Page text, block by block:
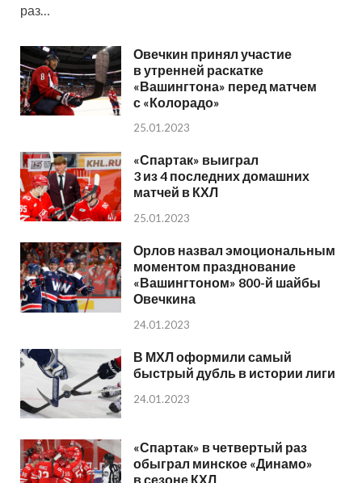
раз…
Овечкин принял участие
в утренней раскатке
«Вашингтона» перед матчем
с «Колорадо»
25.01.2023
«Спартак» выиграл
3 из 4 последних домашних
матчей в КХЛ
25.01.2023
Орлов назвал эмоциональным
моментом празднование
«Вашингтоном» 800-й шайбы
Овечкина
24.01.2023
В МХЛ оформили самый
быстрый дубль в истории лиги
24.01.2023
«Спартак» в четвертый раз
обыграл минское «Динамо»
в сезоне КХЛ